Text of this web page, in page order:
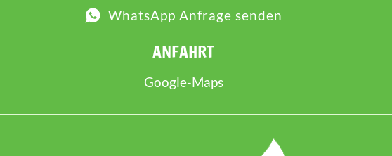
WhatsApp Anfrage senden
ANFAHRT
Google-Maps